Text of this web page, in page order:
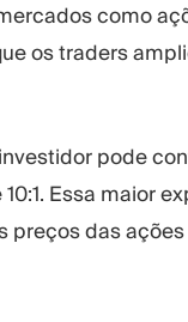
como
os traders
pode
Essa maior
preços das